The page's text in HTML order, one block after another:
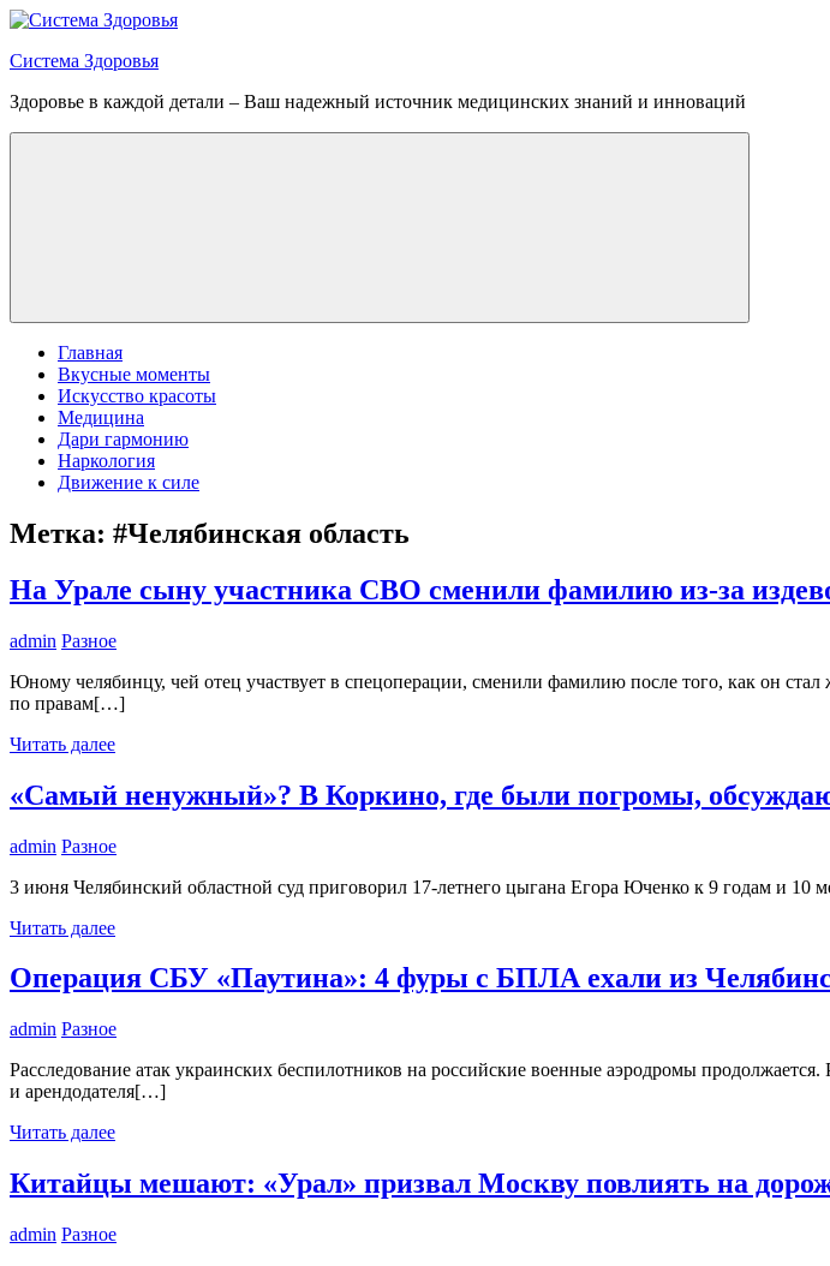
Перейти
содержимому
Система Здоровья
Здоровье в каждой детали – Ваш надежный источник медицинских знаний и инноваций
Меню
Главная
Вкусные моменты
Искусство красоты
Медицина
Дари гармонию
Наркология
Движение к силе
Метка: #Челябинская область
На Урале сыну участника СВО сменили фамилию из-за
admin Разное
Юному челябинцу, чей отец участвует в спецоперации, сменили фамилию после того, как он
по правам[…]
Читать далее
«Самый ненужный»? В Коркино, где были погромы,
admin Разное
3 июня Челябинский областной суд приговорил 17-летнего цыгана Егора Юченко к 9 годам и
Читать далее
Операция СБУ «Паутина»: 4 фуры с БПЛА ехали из
admin Разное
Расследование атак украинских беспилотников на российские военные аэродромы
и арендодателя[…]
Читать далее
Китайцы мешают: «Урал» призвал Москву повлиять на
admin Разное